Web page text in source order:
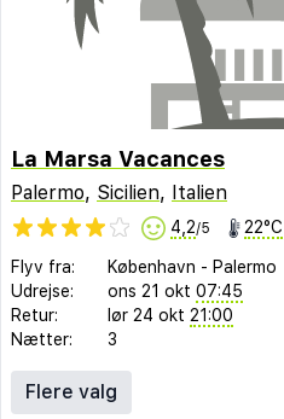
La Marsa Vacances
Palermo, Sicilien, Italien
4,2/5 22°C
Flyv fra: København - Palermo
Udrejse:
ons 21 okt 07:45
Retur:
lør 24 okt 21:00
Nætter:
3
Flere valg